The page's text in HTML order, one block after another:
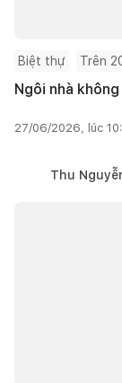
Biệt thự Trên
Ngôi nhà
27/06/2026, lúc
Thu